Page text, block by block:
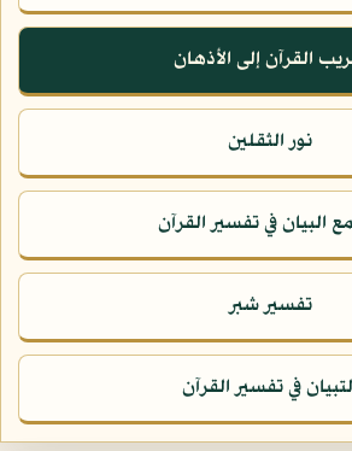
القرآن إلى الأذهان
نور الثقلين
البيان في تفسير القرآن
تفسير شبر
في تفسير القرآن